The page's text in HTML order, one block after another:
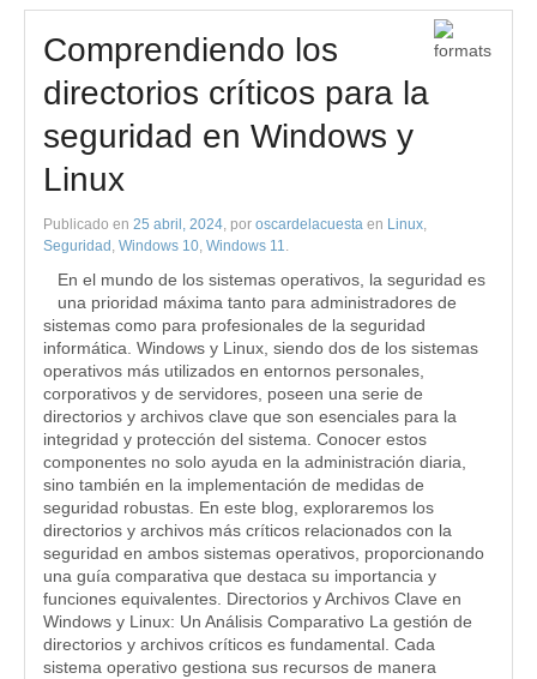
Comprendiendo los
directorios críticos para la
seguridad en Windows y
Linux
Publicado en 25 abril, 2024, por oscardelacuesta en Linux,
Seguridad , Windows 10, Windows 11.
En el mundo de los sistemas operativos, la seguridad es
una prioridad máxima tanto para administradores de
sistemas como para profesionales de la seguridad
informática. Windows y Linux, siendo dos de los sistemas
operativos más utilizados en entornos personales,
corporativos y de servidores, poseen una serie de
directorios y archivos clave que son esenciales para la
integridad y protección del sistema. Conocer estos
componentes no solo ayuda en la administración diaria,
sino también en la implementación de medidas de
seguridad robustas. En este blog, exploraremos los
directorios y archivos más críticos relacionados con la
seguridad en ambos sistemas operativos, proporcionando
una guía comparativa que destaca su importancia y
funciones equivalentes. Directorios y Archivos Clave en
Windows y Linux: Un Análisis Comparativo La gestión de
directorios y archivos críticos es fundamental. Cada
sistema operativo gestiona sus recursos de manera